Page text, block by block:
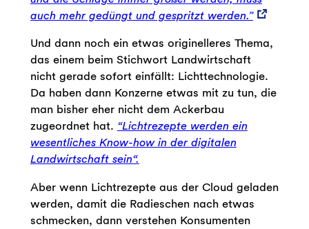
auch mehr gedüngt und gespritzt werden.”
Und dann noch ein etwas originelleres Thema,
das einem beim Stichwort Landwirtschaft
nicht gerade sofort einfällt: Lichttechnologie.
Da haben dann Konzerne etwas mit zu tun, die
man bisher eher nicht dem Ackerbau
zugeordnet hat. “Lichtrezepte werden ein
wesentliches Know-how in der digitalen
Landwirtschaft sein“.
Aber wenn Lichtrezepte aus der Cloud geladen
werden, damit die Radieschen nach etwas
schmecken, dann verstehen Konsumenten